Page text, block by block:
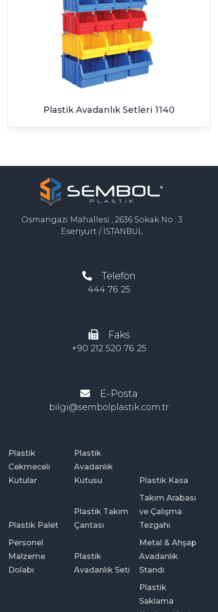
Plastik Avadanlık Setleri 1140
Osmangazi Mahallesi , 2636 Sokak No : 3
Esenyurt / İSTANBUL
Telefon
444 76 25
Faks
+90 212 520 76 25
E-Posta
bilgi@sembolplastik.com.tr
Plastik
Cekmeceli
Kutular
Plastik
Avadanlık
Kutusu
Plastik Kasa
Plastik Palet
Plastik Takım
Çantası
Takım Arabası
ve Çalışma
Tezgahı
Personel
Malzeme
Dolabı
Plastik
Avadanlık Seti
Metal & Ahşap
Avadanlık
Standı
Plastik
Saklama